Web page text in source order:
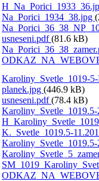
Na_Porici_1934_38.jpg
usneseni.pdf(81.6 kB)
Karoliny_Svetle_1019-
planek.jpg (446.9 kB)
usneseni.pdf(78.4 kB)
K._Svetle_1019.5-